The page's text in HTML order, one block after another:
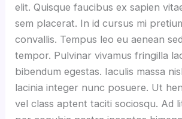
elit. Quisque faucibus ex sapien
sem placerat. In id cursus mi
convallis. Tempus leo eu aenean
tempor. Pulvinar vivamus fringilla
bibendum egestas. Iaculis massa
lacinia integer nunc posuere. Ut
vel class aptent taciti sociosqu. Ad